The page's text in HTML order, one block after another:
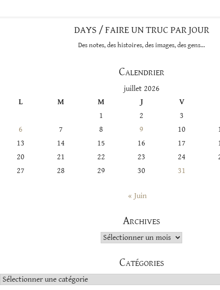
DAYS / FAIRE UN TRUC PAR JOUR
Des notes, des histoires, des images, des gens…
Calendrier
juillet 2026
L
M M J
V
1
2
3
6
7 8 9 10
13
14 15 16 17
20
21 22 23 24
27
28 29 30 31
« Juin
Archives
Archives
Catégories
Catégories